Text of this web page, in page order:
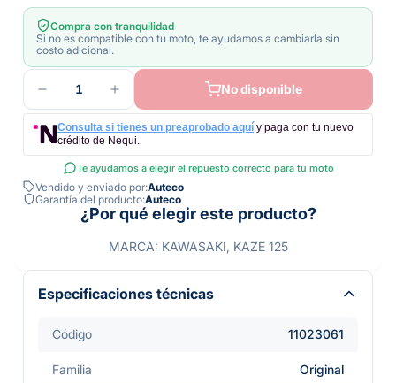
Compra con tranquilidad
Si no es compatible con tu moto, te ayudamos a cambiarla sin
costo adicional.
1 No disponible
Consulta si tienes un preaprobado aquí y paga con tu nuevo
crédito de Nequi.
Te ayudamos a elegir el repuesto correcto para tu moto
Vendido y enviado por:Auteco
Garantía del producto:Auteco
¿Por qué elegir este producto?
MARCA: KAWASAKI, KAZE 125
Especificaciones técnicas
Código 11023061
Familia Original